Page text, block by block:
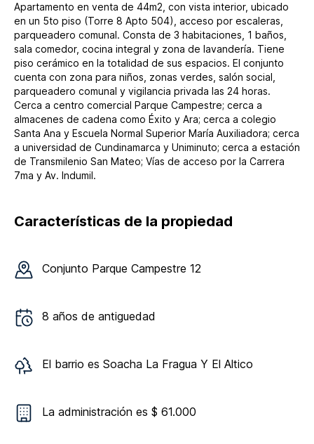
Apartamento en venta de 44m2, con vista interior, ubicado
en un 5to piso (Torre 8 Apto 504), acceso por escaleras,
parqueadero comunal. Consta de 3 habitaciones, 1 baños,
sala comedor, cocina integral y zona de lavandería. Tiene
piso cerámico en la totalidad de sus espacios. El conjunto
cuenta con zona para niños, zonas verdes, salón social,
parqueadero comunal y vigilancia privada las 24 horas.
Cerca a centro comercial Parque Campestre; cerca a
almacenes de cadena como Éxito y Ara; cerca a colegio
Santa Ana y Escuela Normal Superior María Auxiliadora; cerca
a universidad de Cundinamarca y Uniminuto; cerca a estación
de Transmilenio San Mateo; Vías de acceso por la Carrera
7ma y Av. Indumil.
Características de la propiedad
Conjunto Parque Campestre 12
8 años de antiguedad
El barrio es Soacha La Fragua Y El Altico
La administración es $ 61.000